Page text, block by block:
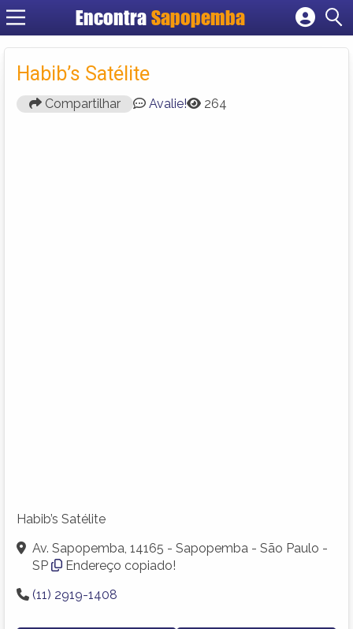
Encontra Sapopemba
Cadastrar empresa
Habib’s Satélite
Compartilhar Avalie! 264
Habib’s Satélite
Av. Sapopemba, 14165 - Sapopemba - São Paulo -
SP
Endereço copiado!
(11) 2919-1408